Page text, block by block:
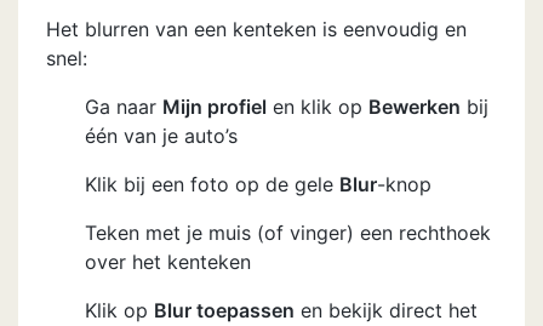
Het blurren van een kenteken is eenvoudig en
snel:
Ga naar Mijn profielen klik op Bewerken bij
één van je auto’s
Klik bij een foto op de gele Blur-knop
Teken met je muis (of vinger) een rechthoek
over het kenteken
Klik op Blur toepassen en bekijk direct het